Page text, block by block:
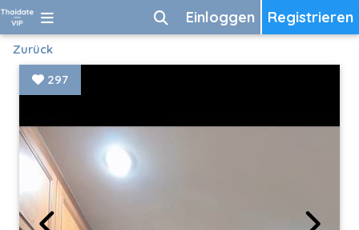
Registrieren
Einloggen
Zurück
297